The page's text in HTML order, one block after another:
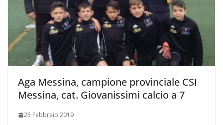
Aga Messina, campione provinciale CSI
Messina, cat. Giovanissimi calcio a 7
25 Febbraio 2019